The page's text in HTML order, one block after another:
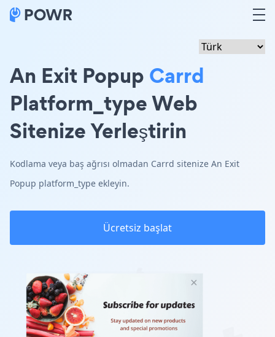
An Exit Popup Carrd
Platform_type Web
Sitenize Yerleştirin
Kodlama veya baş ağrısı olmadan Carrd sitenize An Exit
Popup platform_type ekleyin.
Ücretsiz başlat